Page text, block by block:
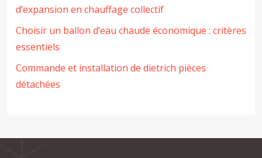
d’expansion en chauffage collectif
Choisir un ballon d’eau chaude économique : critères
essentiels
Commande et installation de dietrich pièces
détachées